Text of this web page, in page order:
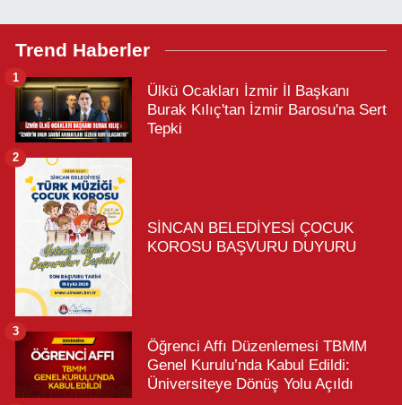
Trend Haberler
Ülkü Ocakları İzmir İl Başkanı
Burak Kılıç'tan İzmir Barosu'na Sert
Tepki
1
SİNCAN BELEDİYESİ ÇOCUK
KOROSU BAŞVURU DUYURU
2
Öğrenci Affı Düzenlemesi TBMM
Genel Kurulu’nda Kabul Edildi:
Üniversiteye Dönüş Yolu Açıldı
3